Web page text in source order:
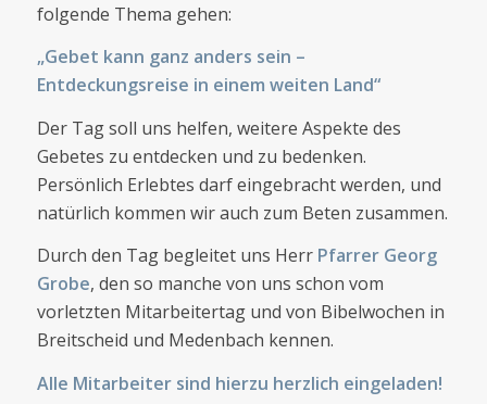
folgende Thema gehen:
„Gebet kann ganz anders sein –
Entdeckungsreise in einem weiten Land“
Der Tag soll uns helfen, weitere Aspekte des
Gebetes zu entdecken und zu bedenken.
Persönlich Erlebtes darf eingebracht werden, und
natürlich kommen wir auch zum Beten zusammen.
Durch den Tag begleitet uns Herr Pfarrer Georg
Grobe, den so manche von uns schon vom
vorletzten Mitarbeitertag und von Bibelwochen in
Breitscheid und Medenbach kennen.
Alle Mitarbeiter sind hierzu herzlich eingeladen!